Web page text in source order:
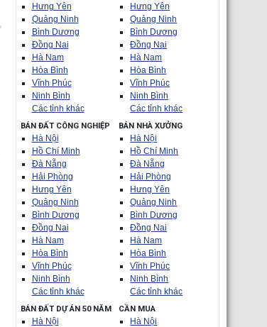
Hưng Yên
Quảng Ninh
Bình Dương
Đồng Nai
Hà Nam
Hòa Bình
Vĩnh Phúc
Ninh Bình
Các tỉnh khác
Hưng Yên
Quảng Ninh
Bình Dương
Đồng Nai
Hà Nam
Hòa Bình
Vĩnh Phúc
Ninh Bình
Các tỉnh khác
BÁN ĐẤT CÔNG NGHIỆP
Hà Nội
Hồ Chí Minh
Đà Nẵng
Hải Phòng
Hưng Yên
Quảng Ninh
Bình Dương
Đồng Nai
Hà Nam
Hòa Bình
Vĩnh Phúc
Ninh Bình
Các tỉnh khác
BÁN NHÀ XƯỞNG
Hà Nội
Hồ Chí Minh
Đà Nẵng
Hải Phòng
Hưng Yên
Quảng Ninh
Bình Dương
Đồng Nai
Hà Nam
Hòa Bình
Vĩnh Phúc
Ninh Bình
Các tỉnh khác
BÁN ĐẤT DỰ ÁN 50 NĂM
Hà Nội
CẦN MUA
Hà Nội